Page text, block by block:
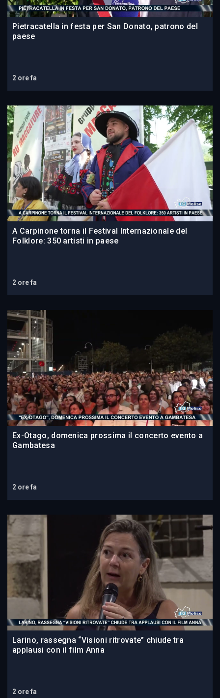
Pietracatella in festa per San Donato, patrono del
paese
2 ore fa
A Carpinone torna il Festival Internazionale del
Folklore: 350 artisti in paese
2 ore fa
Ex-Otago, domenica prossima il concerto evento a
Gambatesa
2 ore fa
Larino, rassegna “Visioni ritrovate” chiude tra
applausi con il film Anna
2 ore fa